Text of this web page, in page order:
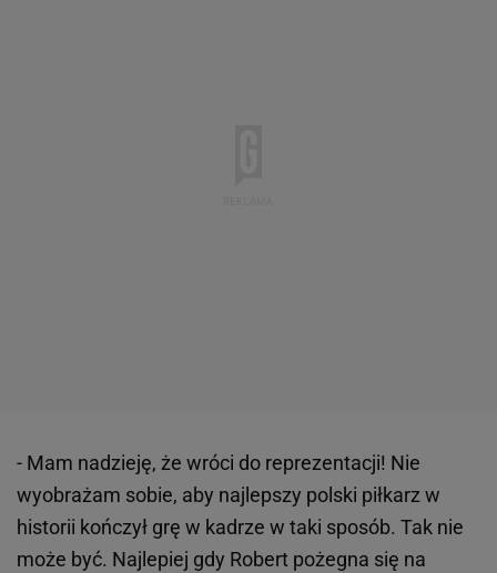
- Mam nadzieję, że wróci do reprezentacji! Nie
wyobrażam sobie, aby najlepszy polski piłkarz w
historii kończył grę w kadrze w taki sposób. Tak nie
może być. Najlepiej gdy Robert pożegna się na